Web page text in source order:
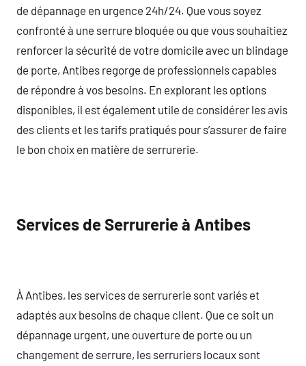
de dépannage en urgence 24h/24. Que vous soyez
confronté à une serrure bloquée ou que vous souhaitiez
renforcer la sécurité de votre domicile avec un blindage
de porte, Antibes regorge de professionnels capables
de répondre à vos besoins. En explorant les options
disponibles, il est également utile de considérer les avis
des clients et les tarifs pratiqués pour s’assurer de faire
le bon choix en matière de serrurerie.
Services de Serrurerie à Antibes
À Antibes, les services de serrurerie sont variés et
adaptés aux besoins de chaque client. Que ce soit un
dépannage urgent, une ouverture de porte ou un
changement de serrure, les serruriers locaux sont